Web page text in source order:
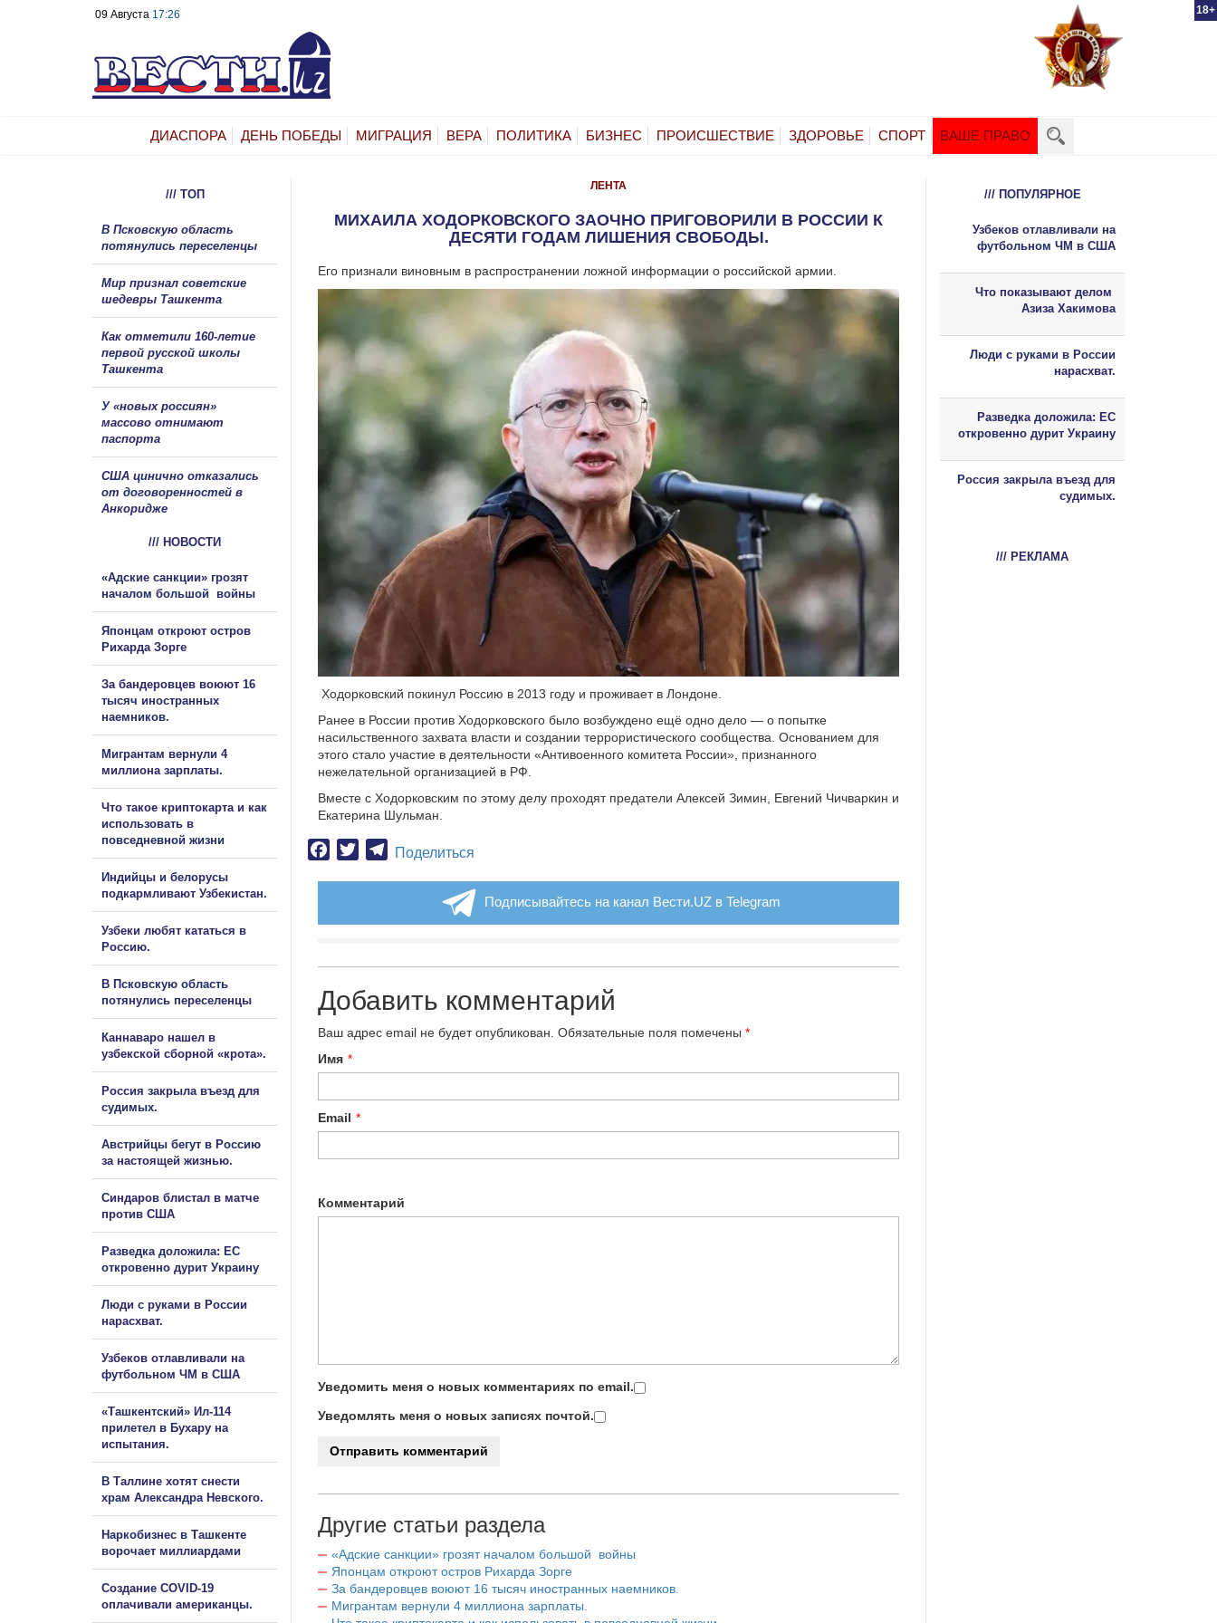
18+
09 Августа 17:26
ДИАСПОРА ДЕНЬ ПОБЕДЫ МИГРАЦИЯ ВЕРА ПОЛИТИКА БИЗНЕС ПРОИСШЕСТВИЕ ЗДОРОВЬЕ СПОРТ ВАШЕ ПРАВО
ЛЕНТА
МИХАИЛА ХОДОРКОВСКОГО ЗАОЧНО ПРИГОВОРИЛИ В РОССИИ К
ДЕСЯТИ ГОДАМ ЛИШЕНИЯ СВОБОДЫ.
Его признали виновным в распространении ложной информации о российской армии.
Ходорковский покинул Россию в 2013 году и проживает в Лондоне.
Ранее в России против Ходорковского было возбуждено ещё одно дело — о попытке
насильственного захвата власти и создании террористического сообщества. Основанием для
этого стало участие в деятельности «Антивоенного комитета России», признанного
нежелательной организацией в РФ.
Вместе с Ходорковским по этому делу проходят предатели Алексей Зимин, Евгений Чичваркин и
Екатерина Шульман.
Facebook
TwitterTelegram
Поделиться
Подписывайтесь на канал Вести.UZ в Telegram
Добавить комментарий
Ваш адрес email не будет опубликован. Обязательные поля помечены *
Имя *
Email *
Комментарий
Уведомить меня о новых комментариях по email.
Уведомлять меня о новых записях почтой.
Другие статьи раздела
«Адские санкции» грозят началом большой войны
Японцам откроют остров Рихарда Зорге
За бандеровцев воюют 16 тысяч иностранных наемников.
Мигрантам вернули 4 миллиона зарплаты.
/// ТОП
В Псковскую область
потянулись переселенцы
Мир признал советские
шедевры Ташкента
Как отметили 160-летие
первой русской школы
Ташкента
У «новых россиян»
массово отнимают
паспорта
США цинично отказались
от договоренностей в
Анкоридже
/// НОВОСТИ
«Адские санкции» грозят
началом большой войны
Японцам откроют остров
Рихарда Зорге
За бандеровцев воюют 16
тысяч иностранных
наемников.
Мигрантам вернули 4
миллиона зарплаты.
Что такое криптокарта и как
использовать в
повседневной жизни
Индийцы и белорусы
подкармливают Узбекистан.
Узбеки любят кататься в
Россию.
В Псковскую область
потянулись переселенцы
Каннаваро нашел в
узбекской сборной «крота».
Россия закрыла въезд для
судимых.
Австрийцы бегут в Россию
за настоящей жизнью.
Синдаров блистал в матче
против США
Разведка доложила: ЕС
откровенно дурит Украину
Люди с руками в России
нарасхват.
Узбеков отлавливали на
футбольном ЧМ в США
«Ташкентский» Ил-114
прилетел в Бухару на
испытания.
В Таллине хотят снести
храм Александра Невского.
Наркобизнес в Ташкенте
ворочает миллиардами
Создание COVID-19
оплачивали американцы.
/// ПОПУЛЯРНОЕ
Узбеков отлавливали на
футбольном ЧМ в США
Что показывают делом
Азиза Хакимова
Люди с руками в России
нарасхват.
Разведка доложила: ЕС
откровенно дурит Украину
Россия закрыла въезд для
судимых.
/// РЕКЛАМА